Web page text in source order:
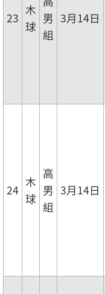
23
木
球
男
組
3月14日
24
木
球
高
男
組
3月14日